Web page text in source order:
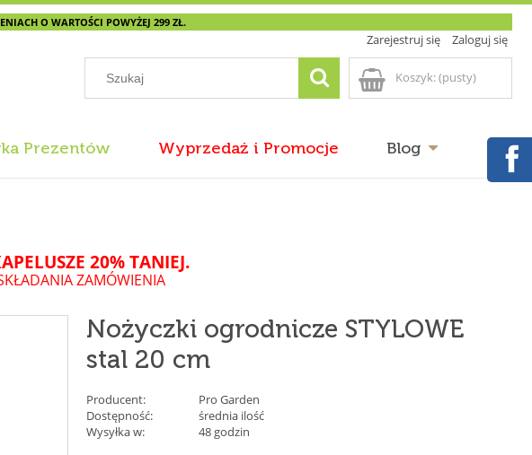
O WARTOŚCI POWYŻEJ 299 ZŁ.
Zarejestruj się Zaloguj się
Koszyk:(pusty)
Prezentów Wyprzedaż i Promocje Blog
20% TANIEJ.
ZAMÓWIENIA
Nożyczki ogrodnicze STYLOWE
stal 20 cm
Producent:
Pro Garden
Dostępność:
średnia ilość
Wysyłka w:
48 godzin